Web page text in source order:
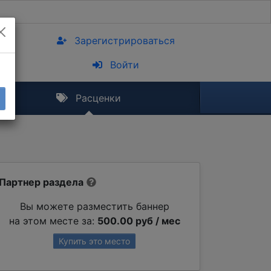
Зарегистрироваться
Войти
Расценки
Партнер раздела
Вы можете разместить баннер
на этом месте за: 500.00 руб / мес
Купить это место